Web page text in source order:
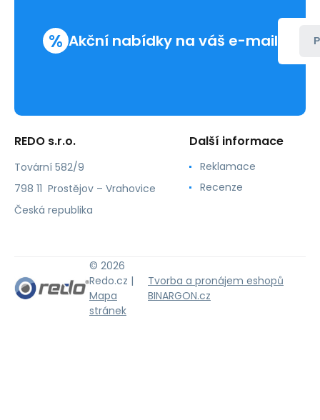
% Akční nabídky na váš e-mail
REDO s.r.o.
Tovární 582/9
798 11 Prostějov – Vrahovice
Česká republika
Další informace
Reklamace
Recenze
© 2026
Redo.cz |
Mapa
stránek
Tvorba a pronájem eshopů
BINARGON.cz